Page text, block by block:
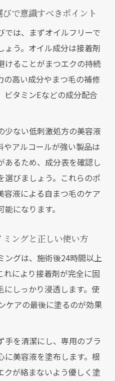
で意識すべきポイント
では、まずオイルフリーで
ょう。オイル成分は接着剤
けることがまつエクの持続
の高い成分やまつ毛の補修
ビタミンEなどの成分配合
少ない低刺激処方の美容液
やアルコールが強い製品は
あるため、成分表を確認し
選びましょう。これらのポ
容液による自まつ毛のケア
になります。
ングと正しい使い方
ングは、施術後24時間以上
により接着剤が完全に固
にしっかり浸透します。使
ケアの最後に塗るのが効果
手を清潔にし、専用のブラ
に美容液を塗布します。根
クが絡まないよう優しく塗